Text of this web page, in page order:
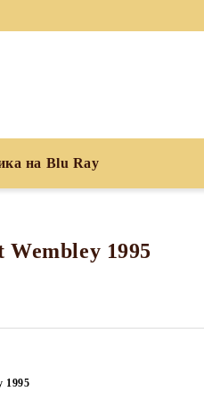
на Blu Ray
1995
1995